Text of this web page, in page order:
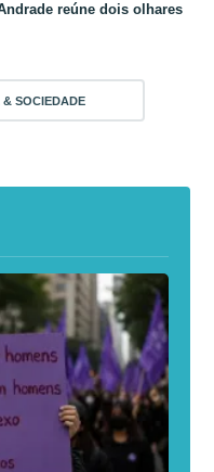
reúne dois olhares
SOCIEDADE